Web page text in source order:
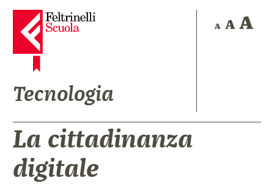
Tecnologia
La cittadinanza
digitale